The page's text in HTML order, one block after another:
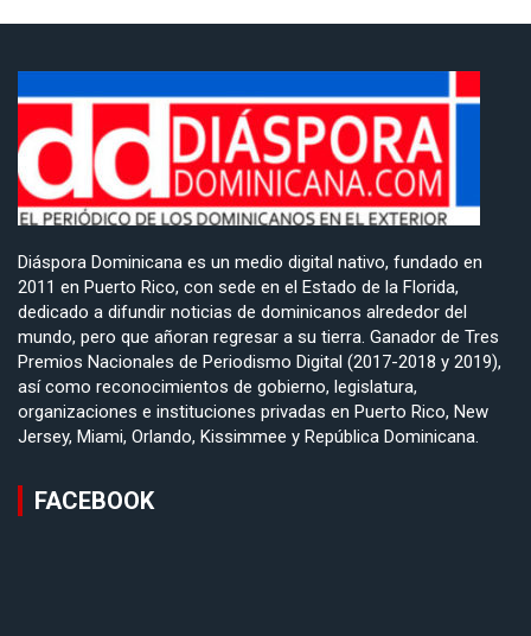
Diáspora Dominicana es un medio digital nativo, fundado en
2011 en Puerto Rico, con sede en el Estado de la Florida,
dedicado a difundir noticias de dominicanos alrededor del
mundo, pero que añoran regresar a su tierra. Ganador de Tres
Premios Nacionales de Periodismo Digital (2017-2018 y 2019),
así como reconocimientos de gobierno, legislatura,
organizaciones e instituciones privadas en Puerto Rico, New
Jersey, Miami, Orlando, Kissimmee y República Dominicana.
FACEBOOK